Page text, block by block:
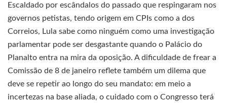
Escaldado por escândalos do passado que respingaram nos
governos petistas, tendo origem em CPIs como a dos
Correios, Lula sabe como ninguém como uma investigação
parlamentar pode ser desgastante quando o Palácio do
Planalto entra na mira da oposição. A dificuldade de frear a
Comissão de 8 de janeiro reflete também um dilema que
deve se repetir ao longo do seu mandato: em meio a
incertezas na base aliada, o cuidado com o Congresso terá